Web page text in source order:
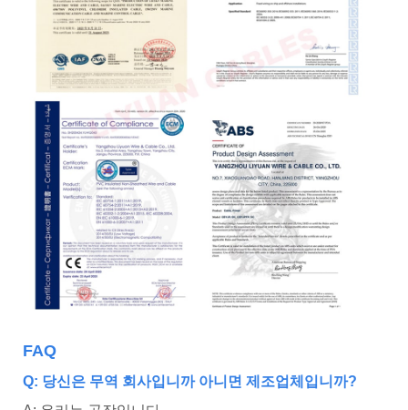
FAQ
Q: 당신은 무역 회사입니까 아니면 제조업체입니까?